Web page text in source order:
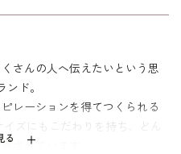
る
さんの人へ伝えたいという思
ド。
レーションを得てつくられる
ズにもこだわりを持ち、どん
されています。